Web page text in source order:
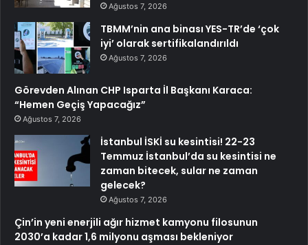
Ağustos 7, 2026
TBMM’nin ana binası YES-TR’de ‘çok
iyi’ olarak sertifikalandırıldı
Ağustos 7, 2026
Görevden Alınan CHP Isparta İl Başkanı Karaca:
“Hemen Geçiş Yapacağız”
Ağustos 7, 2026
İstanbul İSKİ su kesintisi! 22-23
Temmuz İstanbul’da su kesintisi ne
zaman bitecek, sular ne zaman
gelecek?
Ağustos 7, 2026
Çin’in yeni enerjili ağır hizmet kamyonu filosunun
2030’a kadar 1,6 milyonu aşması bekleniyor